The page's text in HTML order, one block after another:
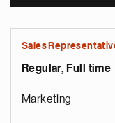
Sales
Regular, Full time
Marketing